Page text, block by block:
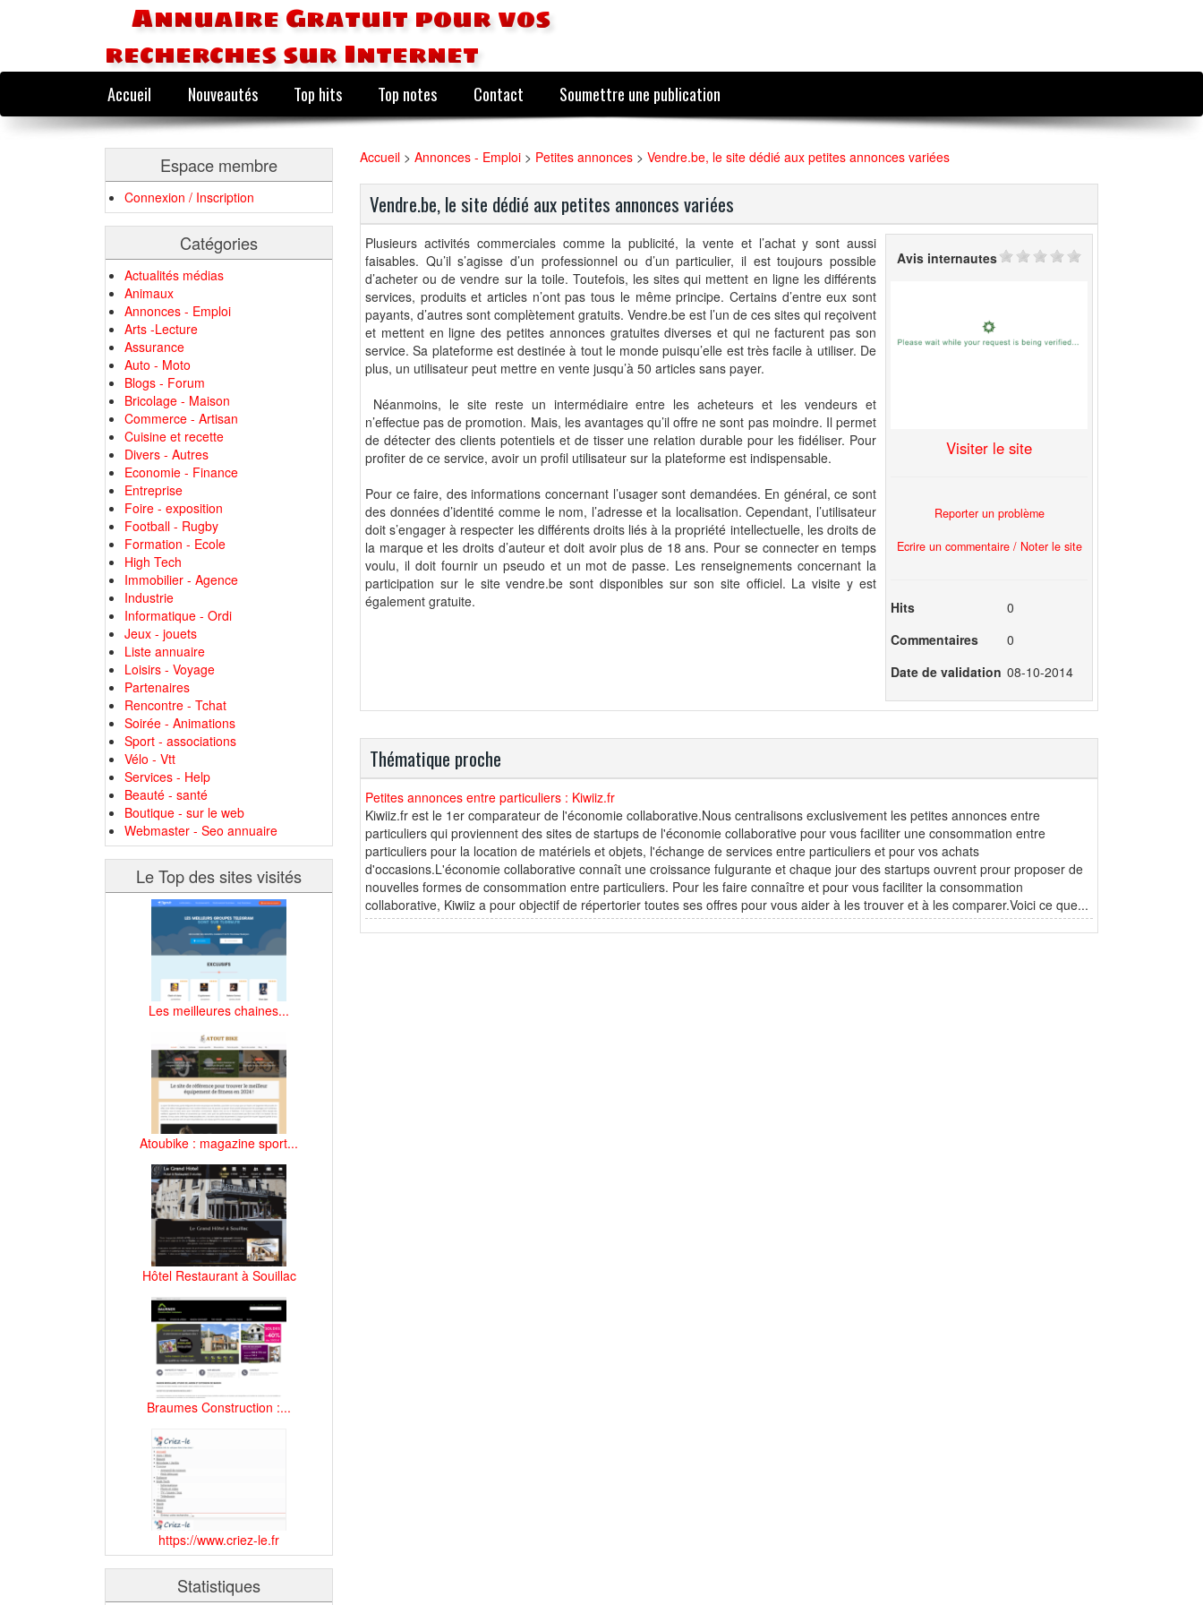
Annuaire Gratuit pour vos
recherches sur Internet
Accueil Nouveautés Top hits Top notes Contact Soumettre une publication
Espace membre
Connexion / Inscription
Catégories
Actualités médias
Animaux
Annonces - Emploi
Arts -Lecture
Assurance
Auto - Moto
Blogs - Forum
Bricolage - Maison
Commerce - Artisan
Cuisine et recette
Divers - Autres
Economie - Finance
Entreprise
Foire - exposition
Football - Rugby
Formation - Ecole
High Tech
Immobilier - Agence
Industrie
Informatique - Ordi
Jeux - jouets
Liste annuaire
Loisirs - Voyage
Partenaires
Rencontre - Tchat
Soirée - Animations
Sport - associations
Vélo - Vtt
Services - Help
Beauté - santé
Boutique - sur le web
Webmaster - Seo annuaire
Le Top des sites visités
Les meilleures chaines...
Atoubike : magazine sport...
Hôtel Restaurant à Souillac
Braumes Construction :...
https://www.criez-le.fr
Statistiques
Accueil > Annonces - Emploi > Petites annonces > Vendre.be, le site dédié aux petites annonces variées
Vendre.be, le site dédié aux petites annonces variées
Plusieurs activités commerciales comme la publicité, la vente et l’achat y sont aussi
faisables. Qu’il s’agisse d’un professionnel ou d’un particulier, il est toujours possible
d’acheter ou de vendre sur la toile. Toutefois, les sites qui mettent en ligne les différents
services, produits et articles n’ont pas tous le même principe. Certains d’entre eux sont
payants, d’autres sont complètement gratuits. Vendre.be est l’un de ces sites qui reçoivent
et mettent en ligne des petites annonces gratuites diverses et qui ne facturent pas son
service. Sa plateforme est destinée à tout le monde puisqu’elle est très facile à utiliser. De
plus, un utilisateur peut mettre en vente jusqu’à 50 articles sans payer.
Néanmoins, le site reste un intermédiaire entre les acheteurs et les vendeurs et
n’effectue pas de promotion. Mais, les avantages qu’il offre ne sont pas moindre. Il permet
de détecter des clients potentiels et de tisser une relation durable pour les fidéliser. Pour
profiter de ce service, avoir un profil utilisateur sur la plateforme est indispensable.
Pour ce faire, des informations concernant l’usager sont demandées. En général, ce sont
des données d’identité comme le nom, l’adresse et la localisation. Cependant, l’utilisateur
doit s’engager à respecter les différents droits liés à la propriété intellectuelle, les droits de
la marque et les droits d’auteur et doit avoir plus de 18 ans. Pour se connecter en temps
voulu, il doit fournir un pseudo et un mot de passe. Les renseignements concernant la
participation sur le site vendre.be sont disponibles sur son site officiel. La visite y est
également gratuite.
Avis internautes
Visiter le site
Reporter un problème
Ecrire un commentaire / Noter le site
Hits
0
Commentaires
0
Date de validation 08-10-2014
Thématique proche
Petites annonces entre particuliers : Kiwiiz.fr
Kiwiiz.fr est le 1er comparateur de l'économie collaborative.Nous centralisons exclusivement les petites annonces entre
particuliers qui proviennent des sites de startups de l'économie collaborative pour vous faciliter une consommation entre
particuliers pour la location de matériels et objets, l'échange de services entre particuliers et pour vos achats
d'occasions.L'économie collaborative connaît une croissance fulgurante et chaque jour des startups ouvrent prour proposer de
nouvelles formes de consommation entre particuliers. Pour les faire connaître et pour vous faciliter la consommation
collaborative, Kiwiiz a pour objectif de répertorier toutes ses offres pour vous aider à les trouver et à les comparer.Voici ce que...